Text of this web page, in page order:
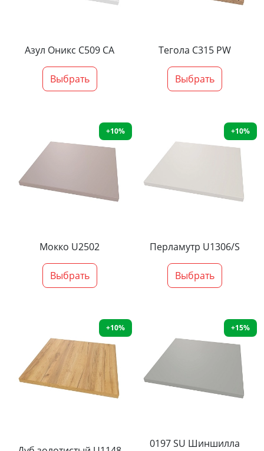
Азул Оникс С509 СА
Выбрать
Тегола С315 PW
Выбрать
+10%
Мокко U2502
Выбрать
+10%
Перламутр U1306/S
Выбрать
+10% +15%
0197 SU Шиншилла